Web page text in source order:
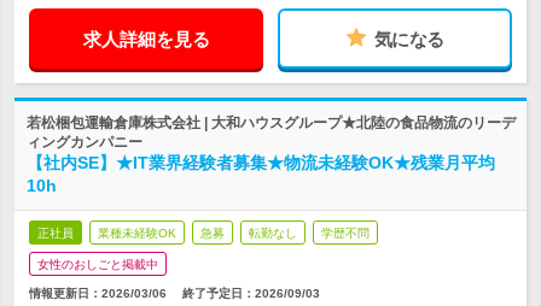
求人詳細を見る 気になる
若松梱包運輸倉庫株式会社 | 大和ハウスグループ★北陸の食品物流のリーデ
ィングカンパニー
【社内SE】★IT業界経験者募集★物流未経験OK★残業月平均
10h
正社員 業種未経験OK 急募 転勤なし 学歴不問
女性のおしごと掲載中
情報更新日：2026/03/06 終了予定日： 2026/09/03